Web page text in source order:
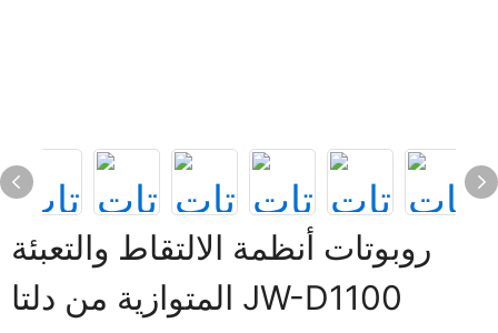
روبوتات أنظمة الالتقاط والتعبئة
المتوازية من دلتا JW-D1100